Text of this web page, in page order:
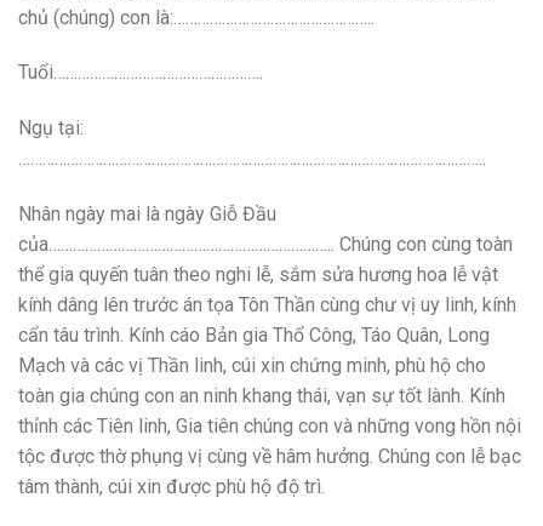
chủ (chúng) con là:…………………………………………..
Tuổi…………………………………………….
Ngụ tại:
……………………………………………………………………………………………………..
Nhân ngày mai là ngày Giỗ Đầu
của…………………………………………………………….. Chúng con cùng toàn
thể gia quyến tuân theo nghi lễ, sắm sửa hương hoa lễ vật
kính dâng lên trước án tọa Tôn Thần cùng chư vị uy linh, kính
cẩn tâu trình. Kính cáo Bản gia Thổ Công, Táo Quân, Long
Mạch và các vị Thần linh, cúi xin chứng minh, phù hộ cho
toàn gia chúng con an ninh khang thái, vạn sự tốt lành. Kính
thỉnh các Tiên linh, Gia tiên chúng con và những vong hồn nội
tộc được thờ phụng vị cùng về hâm hưởng. Chúng con lễ bạc
tâm thành, cúi xin được phù hộ độ trì.